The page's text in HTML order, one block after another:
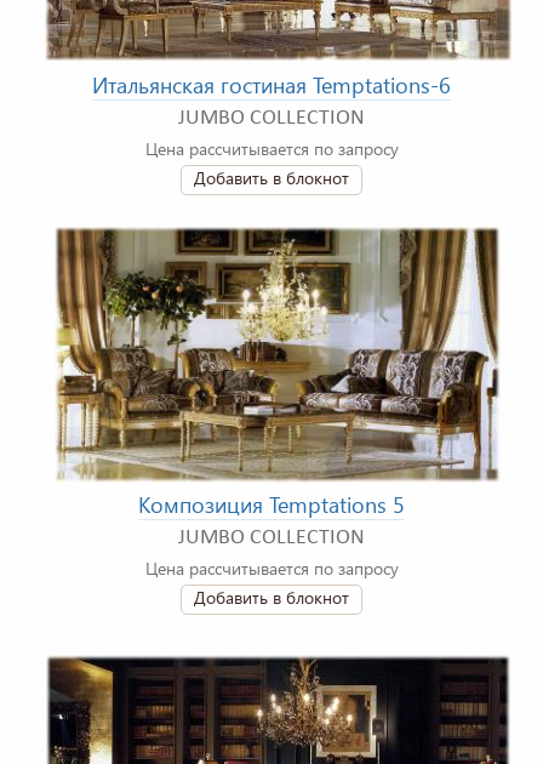
Итальянская гостиная Temptations-6
JUMBO COLLECTION
Цена рассчитывается по запросу
Добавить в блокнот
Композиция Temptations 5
JUMBO COLLECTION
Цена рассчитывается по запросу
Добавить в блокнот